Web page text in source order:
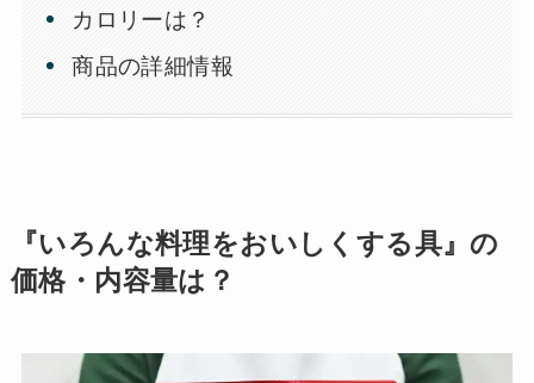
カロリーは？
商品の詳細情報
『いろんな料理をおいしくする具』の
価格・内容量は？